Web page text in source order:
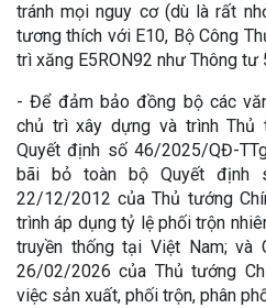
tránh mọi nguy cơ (dù là rất
tương thích với E10, Bộ Công
trì xăng E5RON92 như Thông tư
- Để đảm bảo đồng bộ các
chủ trì xây dựng và trình Thủ
Quyết định số 46/2025/QĐ-
bãi bỏ toàn bộ Quyết định
22/12/2012 của Thủ tướng
trình áp dụng tỷ lệ phối trộn
truyền thống tại Việt Nam; và
26/02/2026 của Thủ tướng
việc sản xuất, phối trộn, phân